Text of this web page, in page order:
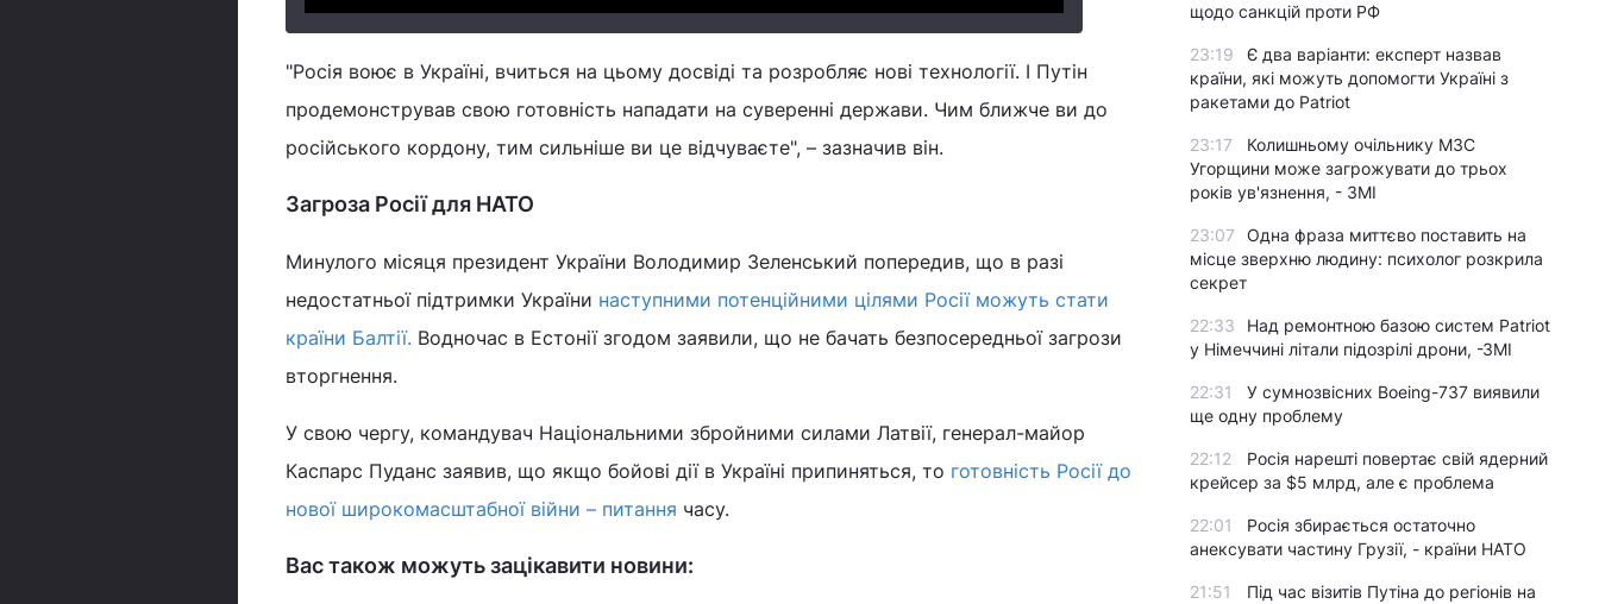
"Росія воює в Україні, вчиться на цьому досвіді та розробляє нові технології. І Путін
продемонстрував свою готовність нападати на суверенні держави. Чим ближче ви до
російського кордону, тим сильніше ви це відчуваєте", – зазначив він.
Загроза Росії для НАТО
Минулого місяця президент України Володимир Зеленський попередив, що в разі
недостатньої підтримки України наступними потенційними цілями Росії можуть стати
країни Балтії. Водночас в Естонії згодом заявили, що не бачать безпосередньої загрози
вторгнення.
У свою чергу, командувач Національними збройними силами Латвії, генерал-майор
Каспарс Пуданс заявив, що якщо бойові дії в Україні припиняться, то готовність Росії до
нової широкомасштабної війни – питання часу.
Вас також можуть зацікавити новини:
щодо санкцій проти РФ
23:19
Є два варіанти: експерт назвав
країни, які можуть допомогти Україні з
ракетами до Patriot
23:17
Колишньому очільнику МЗС
Угорщини може загрожувати до трьох
років ув'язнення, - ЗМІ
23:07
Одна фраза миттєво поставить на
місце зверхню людину: психолог розкрила
секрет
22:33
Над ремонтною базою систем Patriot
у Німеччині літали підозрілі дрони, -ЗМІ
22:31
У сумнозвісних Boeing-737 виявили
ще одну проблему
22:12
Росія нарешті повертає свій ядерний
крейсер за $5 млрд, але є проблема
22:01
Росія збирається остаточно
анексувати частину Грузії, - країни НАТО
21:51
Під час візитів Путіна до регіонів на